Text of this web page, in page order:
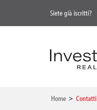
Siete già iscritti?
Home > Contatti